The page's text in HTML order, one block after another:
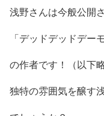
浅野さんは今般公開
「デッドデッドデー
の作者です！（以下
独特の雰囲気を醸す